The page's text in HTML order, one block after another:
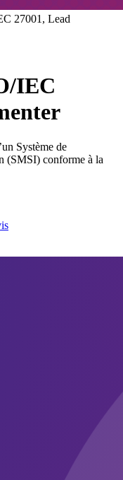
27001, Lead
IEC
Système de
(SMSI) conforme à la